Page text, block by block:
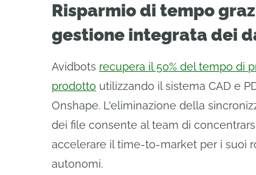
Risparmio di tempo
gestione integrata dei
Avidbots recupera il 50% del tempo di
prodotto utilizzando il sistema CAD e
Onshape. L'eliminazione della
dei file consente al team di
accelerare il time-to-market per i suoi
autonomi.